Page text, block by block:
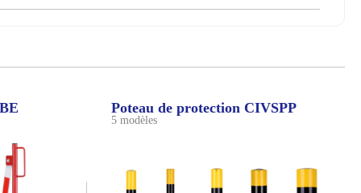
Poteau de protection CIVSPP
5 modèles